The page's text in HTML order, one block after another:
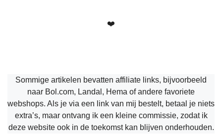
❤️
Sommige artikelen bevatten affiliate links, bijvoorbeeld
naar Bol.com, Landal, Hema of andere favoriete
webshops. Als je via een link van mij bestelt, betaal je niets
extra’s, maar ontvang ik een kleine commissie, zodat ik
deze website ook in de toekomst kan blijven onderhouden.